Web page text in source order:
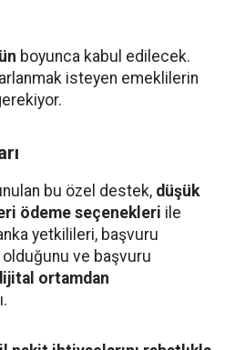
boyunca kabul edilecek.
isteyen emeklilerin
bu özel destek, düşük
ödeme seçenekleri ile
yetkilileri, başvuru
olduğunu ve başvuru
ortamdan